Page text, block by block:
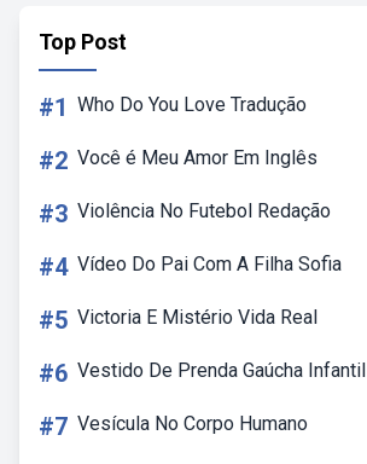
Top Post
#1 Who Do You Love Tradução
#2 Você é Meu Amor Em Inglês
#3 Violência No Futebol Redação
#4 Vídeo Do Pai Com A Filha Sofia
#5 Victoria E Mistério Vida Real
#6 Vestido De Prenda Gaúcha Infantil
#7 Vesícula No Corpo Humano